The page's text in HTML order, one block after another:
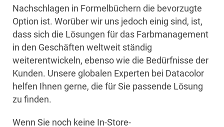
Nachschlagen in Formelbüchern die bevorzugte
Option ist. Worüber wir uns jedoch einig sind, ist,
dass sich die Lösungen für das Farbmanagement
in den Geschäften weltweit ständig
weiterentwickeln, ebenso wie die Bedürfnisse der
Kunden. Unsere globalen Experten bei Datacolor
helfen Ihnen gerne, die für Sie passende Lösung
zu finden.
Wenn Sie noch keine In-Store-